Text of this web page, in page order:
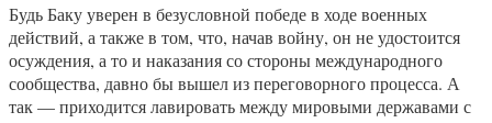
Будь Баку уверен в безусловной победе в ходе военных
действий, а также в том, что, начав войну, он не удостоится
осуждения, а то и наказания со стороны международного
сообщества, давно бы вышел из переговорного процесса. А
так — приходится лавировать между мировыми державами с